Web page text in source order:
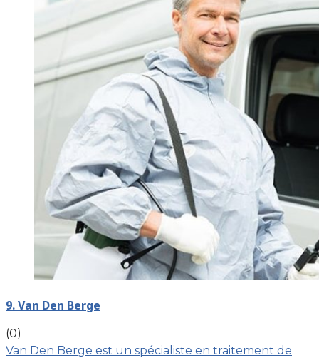
9. Van Den Berge
(0)
Van Den Berge est un spécialiste en traitement de